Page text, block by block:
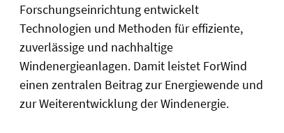
Forschungseinrichtung entwickelt
Technologien und Methoden für effiziente,
zuverlässige und nachhaltige
Windenergieanlagen. Damit leistet ForWind
einen zentralen Beitrag zur Energiewende und
zur Weiterentwicklung der Windenergie.